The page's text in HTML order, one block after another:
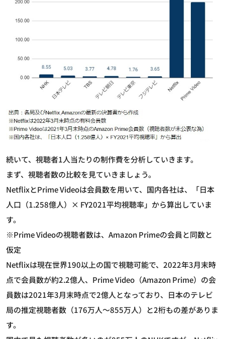
続いて、視聴者1人当たりの制作費を分析していきます。
まず、視聴者数の比較を見ていきましょう。
NetflixとPrime Videoは会員数を用いて、国内各社は、「日本
人口（1.258億人）× FY2021平均視聴率」から算出していま
す。
※Prime Videoの視聴者数は、Amazon Primeの会員と同数と
仮定
Netflixは現在世界190以上の国で視聴可能で、2022年3月末時
点で会員数が約2.2億人、Prime Video（Amazon Prime）の会
員数は2021年3月末時点で2億人となっており、日本のテレビ
局の推定視聴者数（176万人～855万人）と2桁もの差がありま
す。